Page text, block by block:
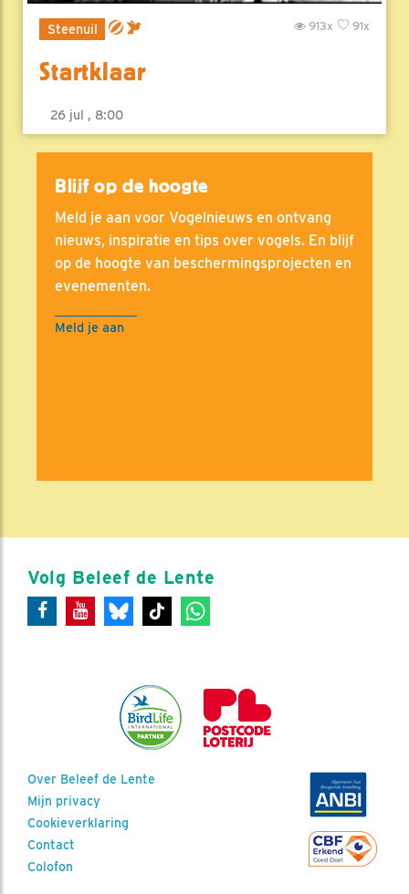
Steenuil 91x
913x
Startklaar
26 jul , 8:00
Blijf op de hoogte
Meld je aan voor Vogelnieuws en ontvang
nieuws, inspiratie en tips over vogels. En blijf
op de hoogte van beschermingsprojecten en
evenementen.
Meld je aan
Volg Beleef de Lente
Over Beleef de Lente
Mijn privacy
Cookieverklaring
Contact
Colofon